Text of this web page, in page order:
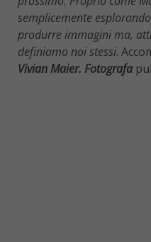
semplicemente
produrre immagini ma,
definiamo noi stessi.
Vivian Maier. Fotografa